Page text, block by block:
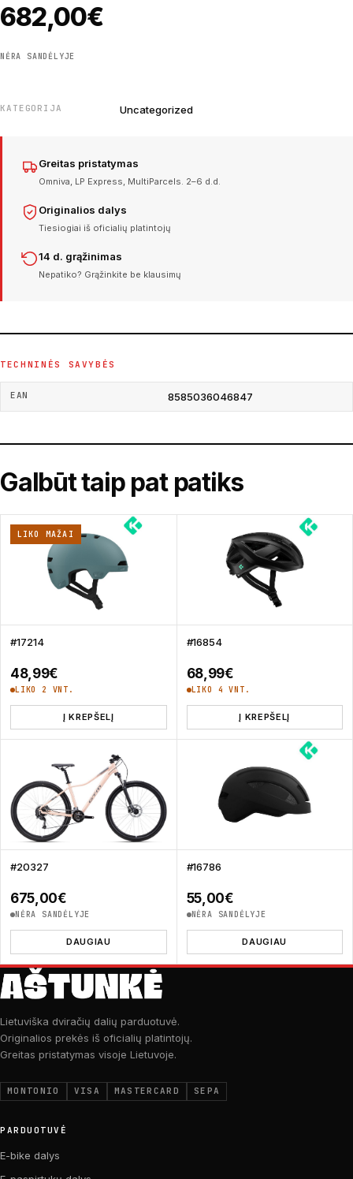
682,00€
NĖRA SANDĖLYJE
KATEGORIJA Uncategorized
Greitas pristatymas
Omniva, LP Express, MultiParcels. 2–6 d.d.
Originalios dalys
Tiesiogiai iš oficialių platintojų
14 d. grąžinimas
Nepatiko? Grąžinkite be klausimų
TECHNINĖS SAVYBĖS
EAN 8585036046847
Galbūt taip pat patiks
LIKO MAŽAI
#17214
48,99€
LIKO 2 VNT.
Į KREPŠELĮ
#16854
68,99€
LIKO 4 VNT.
Į KREPŠELĮ
#20327
675,00€
NĖRA SANDĖLYJE
DAUGIAU
#16786
55,00€
NĖRA SANDĖLYJE
DAUGIAU
Lietuviška dviračių dalių parduotuvė.
Originalios prekės iš oficialių platintojų.
Greitas pristatymas visoje Lietuvoje.
MONTONIO VISA MASTERCARD SEPA
PARDUOTUVĖ
E-bike dalys